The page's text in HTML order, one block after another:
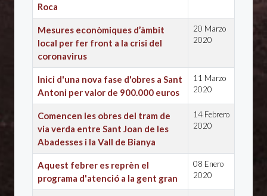
Roca
Mesures econòmiques d’àmbit
local per fer front a la crisi del
coronavirus
20 Marzo
2020
Inici d'una nova fase d'obres a Sant
Antoni per valor de 900.000 euros
11 Marzo
2020
Comencen les obres del tram de
via verda entre Sant Joan de les
Abadesses i la Vall de Bianya
14 Febrero
2020
Aquest febrer es reprèn el
programa d'atenció a la gent gran
08 Enero
2020